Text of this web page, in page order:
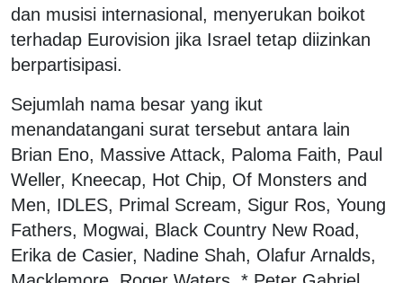
dan musisi internasional, menyerukan boikot
terhadap Eurovision jika Israel tetap diizinkan
berpartisipasi.
Sejumlah nama besar yang ikut
menandatangani surat tersebut antara lain
Brian Eno, Massive Attack, Paloma Faith, Paul
Weller, Kneecap, Hot Chip, Of Monsters and
Men, IDLES, Primal Scream, Sigur Ros, Young
Fathers, Mogwai, Black Country New Road,
Erika de Casier, Nadine Shah, Olafur Arnalds,